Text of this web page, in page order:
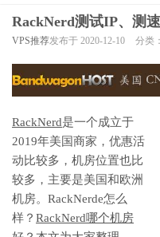
RackNerd测试IP、测
VPS推荐发布于 2020-12-10 分类：
RackNerd是一个成立于
2019年美国商家，优惠活
动比较多，机房位置也比
较多，主要是美国和欧洲
机房。RackNerde怎么
样？ RackNerd哪个机房